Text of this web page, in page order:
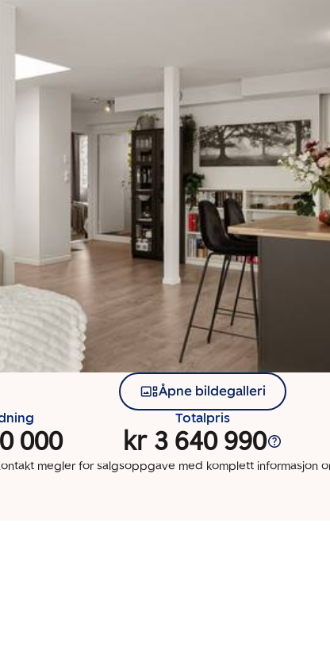
Åpne bildegalleri
000
Totalpris
kr 3 640 990
megler for salgsoppgave med komplett informasjon